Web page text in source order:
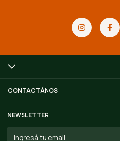
CONTACTÁNOS
NEWSLETTER